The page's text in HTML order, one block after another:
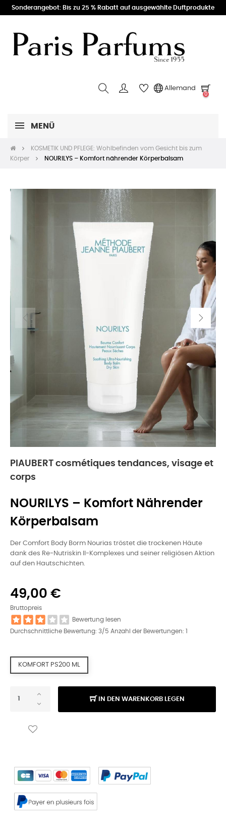
Sonderangebot: Bis zu 25 % Rabatt auf ausgewählte Duftprodukte
Allemand
0
MENÜ
KOSMETIK UND PFLEGE: Wohlbefinden vom Gesicht bis zum
Körper
NOURILYS – Komfort nährender Körperbalsam
PIAUBERT cosmétiques tendances, visage et
corps
NOURILYS – Komfort Nährender
Körperbalsam
Der Comfort Body Borm Nourias tröstet die trockenen Häute
dank des Re-Nutriskin II-Komplexes und seiner religiösen Aktion
auf den Hautschichten.
49,00 €
Bruttopreis
Bewertung lesen
Durchschnittliche Bewertung: 3/5 Anzahl der Bewertungen:
KOMFORT PS200 ML
IN DEN WARENKORB LEGEN